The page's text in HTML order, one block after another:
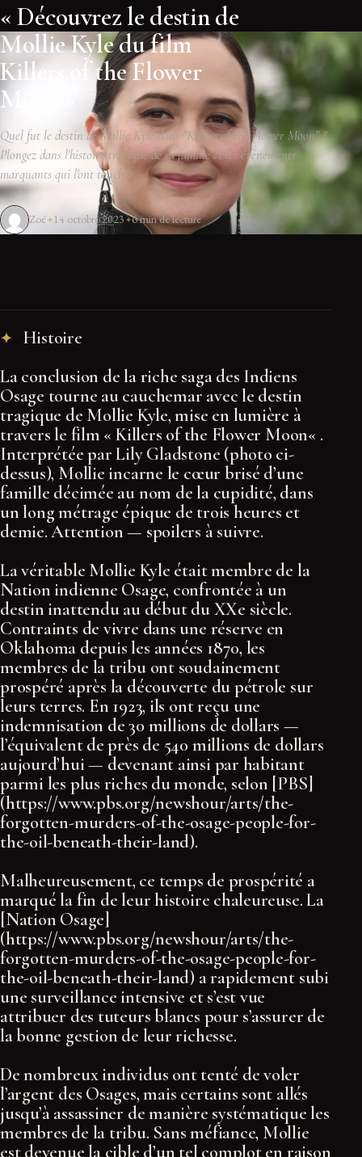
« Découvrez le destin de
Mollie Kyle du film
Killers of the Flower
Moon »
Quel fut le destin de Mollie Kyle dans "Killers of the Flower Moon" ?
Plongez dans l'histoire tragique de sa famille et les événements
marquants qui l'ont touchée.
Zoé 14 octobre 2023 6 min de lecture
Histoire
La conclusion de la riche saga des Indiens
Osage tourne au cauchemar avec le destin
tragique de Mollie Kyle, mise en lumière à
travers le film « Killers of the Flower Moon« .
Interprétée par Lily Gladstone (photo ci-
dessus), Mollie incarne le cœur brisé d’une
famille décimée au nom de la cupidité, dans
un long métrage épique de trois heures et
demie. Attention — spoilers à suivre.
La véritable Mollie Kyle était membre de la
Nation indienne Osage, confrontée à un
destin inattendu au début du XXe siècle.
Contraints de vivre dans une réserve en
Oklahoma depuis les années 1870, les
membres de la tribu ont soudainement
prospéré après la découverte du pétrole sur
leurs terres. En 1923, ils ont reçu une
indemnisation de 30 millions de dollars —
l’équivalent de près de 540 millions de dollars
aujourd’hui — devenant ainsi par habitant
parmi les plus riches du monde, selon [PBS]
(https://www.pbs.org/newshour/arts/the-
forgotten-murders-of-the-osage-people-for-
the-oil-beneath-their-land).
Malheureusement, ce temps de prospérité a
marqué la fin de leur histoire chaleureuse. La
[Nation Osage]
(https://www.pbs.org/newshour/arts/the-
forgotten-murders-of-the-osage-people-for-
the-oil-beneath-their-land) a rapidement subi
une surveillance intensive et s’est vue
attribuer des tuteurs blancs pour s’assurer de
la bonne gestion de leur richesse.
De nombreux individus ont tenté de voler
l’argent des Osages, mais certains sont allés
jusqu’à assassiner de manière systématique les
membres de la tribu. Sans méfiance, Mollie
est devenue la cible d’un tel complot en raison